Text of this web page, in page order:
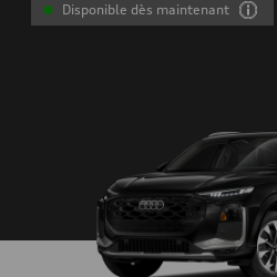
Disponible dès maintenant